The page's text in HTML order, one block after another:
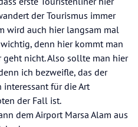
der Tourismus immer
wird auch hier langsam mal
denn hier kommt man
geht nicht. Also sollte man hier
ich bezweifle, das der
interessant für die Art
der Fall ist.
dem Airport Marsa Alam aus